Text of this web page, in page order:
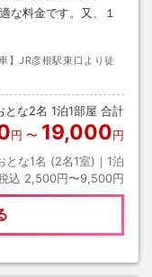
な料金です。又、１
】JR彦根駅東口より徒
とな2名 1泊1部屋 合計
円 〜 19,000円
とな1名 (2名1室)｜ 1泊
込 2,500円〜9,500円